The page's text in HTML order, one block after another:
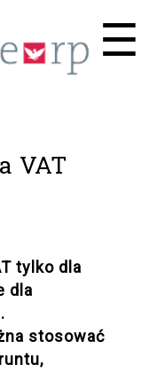
☰
VAT
tylko dla
dla
stosować